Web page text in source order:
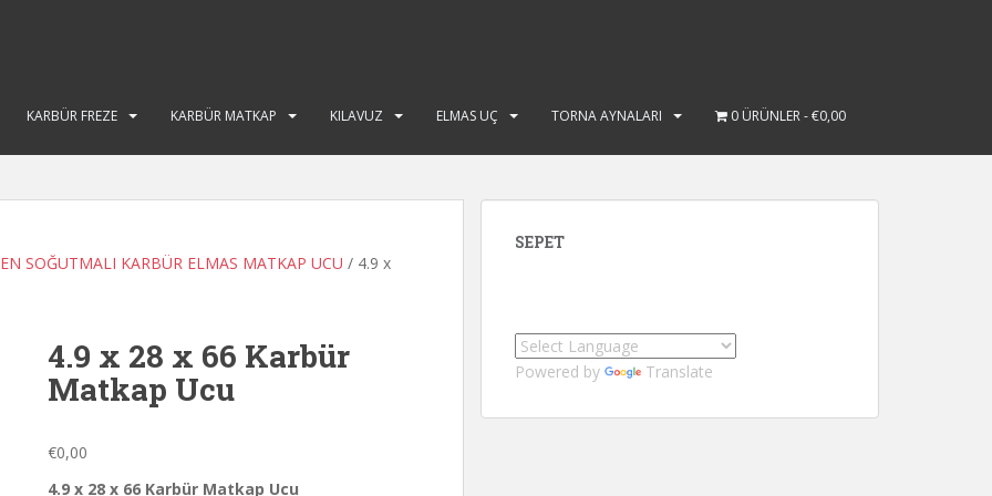
KARBÜR FREZE KARBÜR MATKAP KILAVUZ ELMAS UÇ TORNA AYNALARI 0 ÜRÜNLER €0,00
SOĞUTMALI KARBÜR ELMAS MATKAP UCU / 4.9 x
4.9 x 28 x 66 Karbür
Matkap Ucu
€0,00
4.9 x 28 x 66 Karbür Matkap Ucu
SEPET
Powered by Translate